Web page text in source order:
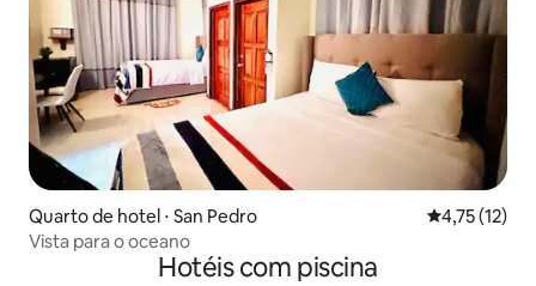
Quarto de hotel ⋅ San Pedro 4,75 de uma
4,75 (12)
Vista para o oceano
Hotéis com piscina